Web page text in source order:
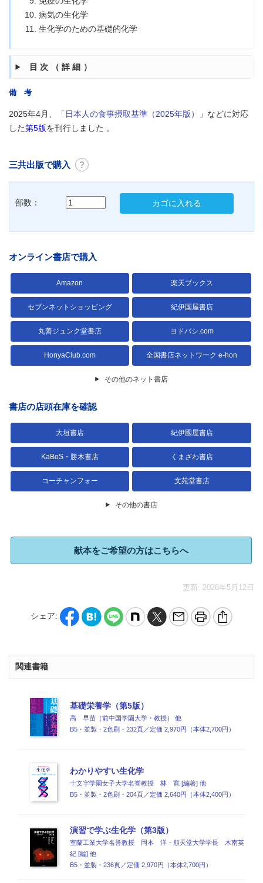
病気の生化学
生化学のための基礎的化学
目次（詳細）
備 考
2025年4月、「 日本人の食事摂取基準（2025年版）
」などに対応
した第5版を刊行しました 。
三共出版で購入 ?
部数： カゴに入れる
オンライン書店で購入
Amazon 楽天ブックス
セブンネットショッピング 紀伊国屋書店
丸善ジュンク堂書店 ヨドバシ.com
HonyaClub.com 全国書店ネットワーク e-hon
その他のネット書店
書店の店頭在庫を確認
大垣書店 紀伊國屋書店
KaBoS・勝木書店 くまざわ書店
コーチャンフォー 文苑堂書店
その他の書店
献本をご希望の方はこちらへ
更新: 2026年5月12日
シェア:
関連書籍
基礎栄養学（第5版）
高 早苗（前中国学園大学・教授） 他
B5・並製・2色刷・232頁／定価 2,970円（本体2,700円）
わかりやすい生化学
十文字学園女子大学名誉教授 林 寛 [編著] 他
B5・並製・2色刷・204頁／定価 2,640円（本体2,400円）
演習で学ぶ生化学（第3版）
室蘭工業大学名誉教授 岡本 洋・順天堂大学学長 木南英
紀 [編] 他
B5・並製・236頁／定価 2,970円（本体2,700円）